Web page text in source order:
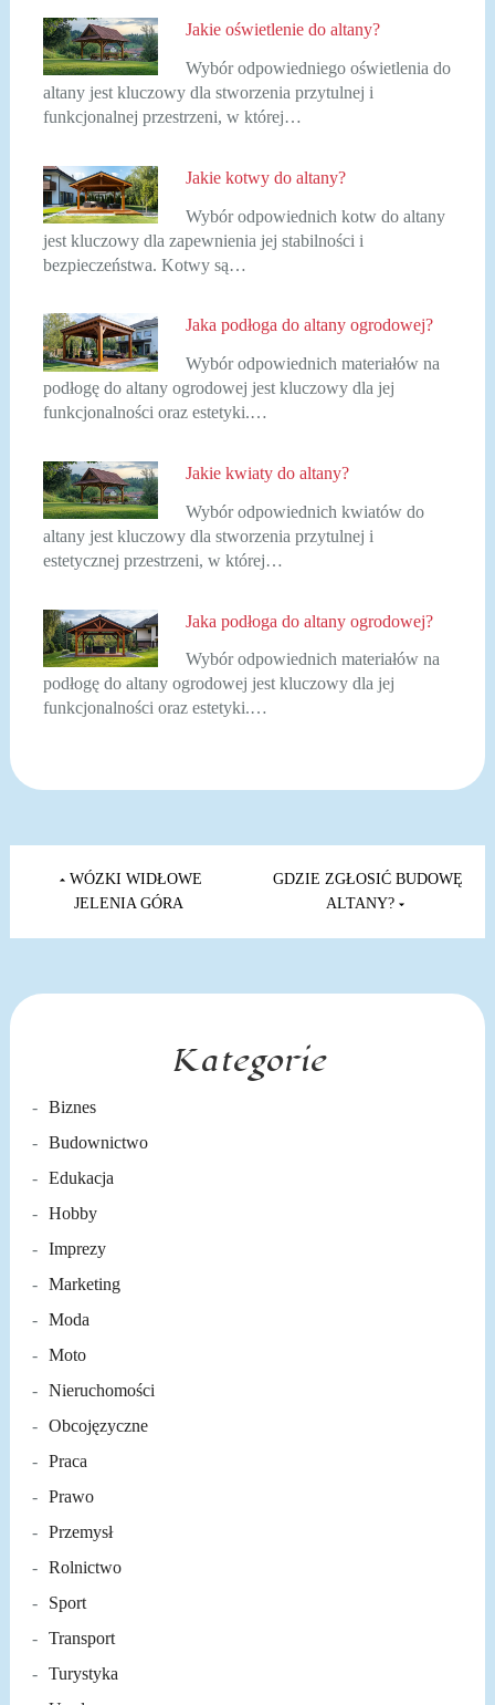
Jakie oświetlenie do altany?
Wybór odpowiedniego oświetlenia do
altany jest kluczowy dla stworzenia przytulnej i
funkcjonalnej przestrzeni, w której…
Jakie kotwy do altany?
Wybór odpowiednich kotw do altany
jest kluczowy dla zapewnienia jej stabilności i
bezpieczeństwa. Kotwy są…
Jaka podłoga do altany ogrodowej?
Wybór odpowiednich materiałów na
podłogę do altany ogrodowej jest kluczowy dla jej
funkcjonalności oraz estetyki.…
Jakie kwiaty do altany?
Wybór odpowiednich kwiatów do
altany jest kluczowy dla stworzenia przytulnej i
estetycznej przestrzeni, w której…
Jaka podłoga do altany ogrodowej?
Wybór odpowiednich materiałów na
podłogę do altany ogrodowej jest kluczowy dla jej
funkcjonalności oraz estetyki.…
Nawigacja
wpisu
WÓZKI WIDŁOWE
JELENIA GÓRA
GDZIE ZGŁOSIĆ BUDOWĘ
ALTANY?
Kategorie
Biznes
Budownictwo
Edukacja
Hobby
Imprezy
Marketing
Moda
Moto
Nieruchomości
Obcojęzyczne
Praca
Prawo
Przemysł
Rolnictwo
Sport
Transport
Turystyka